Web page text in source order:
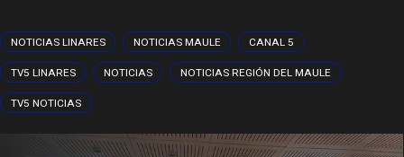
NOTICIAS LINARES NOTICIAS MAULE CANAL 5
TV5 LINARES NOTICIAS NOTICIAS REGIÓN DEL MAULE
TV5 NOTICIAS